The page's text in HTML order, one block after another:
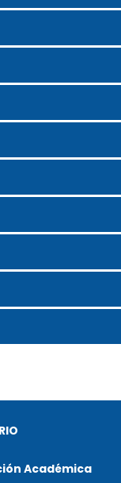
Académica